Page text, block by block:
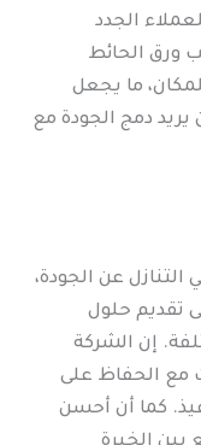
الجدد
ورق الحائط
ما يجعل
يريد دمج الجودة مع
عن الجودة،
تقديم حلول
إن الشركة
مع الحفاظ على
كما أن أحسن